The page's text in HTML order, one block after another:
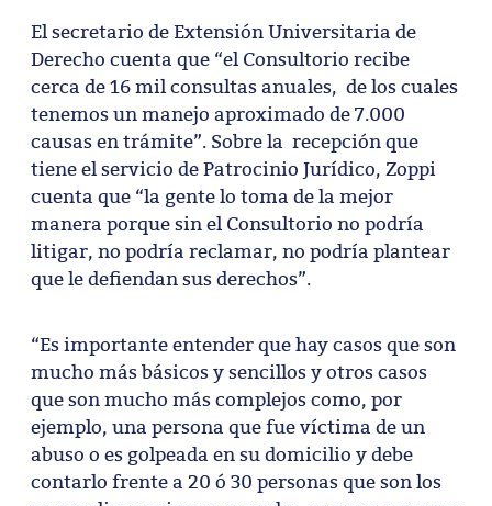
El secretario de Extensión Universitaria de
Derecho cuenta que “el Consultorio recibe
cerca de 16 mil consultas anuales, de los cuales
tenemos un manejo aproximado de 7.000
causas en trámite”. Sobre la recepción que
tiene el servicio de Patrocinio Jurídico, Zoppi
cuenta que “la gente lo toma de la mejor
manera porque sin el Consultorio no podría
litigar, no podría reclamar, no podría plantear
que le defiendan sus derechos”.
“Es importante entender que hay casos que son
mucho más básicos y sencillos y otros casos
que son mucho más complejos como, por
ejemplo, una persona que fue víctima de un
abuso o es golpeada en su domicilio y debe
contarlo frente a 20 ó 30 personas que son los